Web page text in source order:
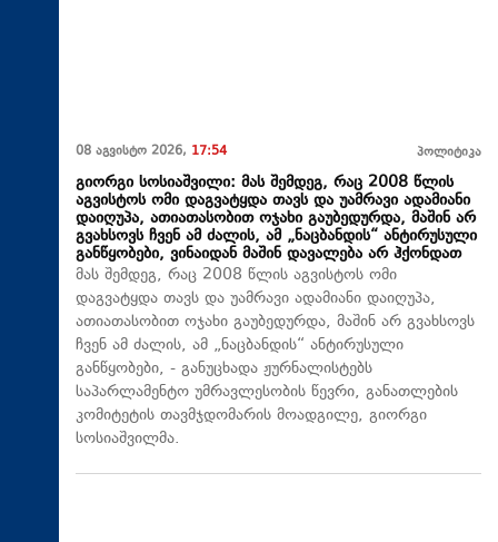
08 აგვისტო 2026, 17:54 პოლიტიკა
გიორგი სოსიაშვილი: მას შემდეგ, რაც 2008 წლის
აგვისტოს ომი დაგვატყდა თავს და უამრავი ადამიანი
დაიღუპა, ათიათასობით ოჯახი გაუბედურდა, მაშინ არ
გვახსოვს ჩვენ ამ ძალის, ამ „ნაცბანდის“ ანტირუსული
განწყობები, ვინაიდან მაშინ დავალება არ ჰქონდათ
მას შემდეგ, რაც 2008 წლის აგვისტოს ომი
დაგვატყდა თავს და უამრავი ადამიანი დაიღუპა,
ათიათასობით ოჯახი გაუბედურდა, მაშინ არ გვახსოვს
ჩვენ ამ ძალის, ამ „ნაცბანდის“ ანტირუსული
განწყობები, - განუცხადა ჟურნალისტებს
საპარლამენტო უმრავლესობის წევრი, განათლების
კომიტეტის თავმჯდომარის მოადგილე, გიორგი
სოსიაშვილმა.